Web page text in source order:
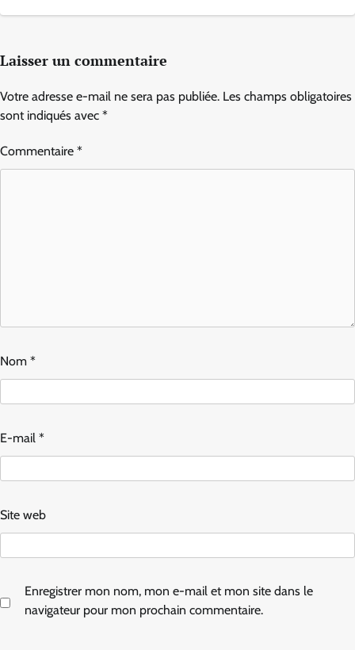
Laisser un commentaire
Votre adresse e-mail ne sera pas publiée. Les champs obligatoires
sont indiqués avec *
Commentaire *
Nom *
E-mail *
Site web
Enregistrer mon nom, mon e-mail et mon site dans le
navigateur pour mon prochain commentaire.